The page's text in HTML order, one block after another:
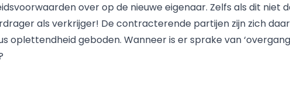
over op de nieuwe eigenaar. Zelfs als dit niet
als verkrijger! De contracterende partijen zijn zich
oplettendheid geboden. Wanneer is er sprake van